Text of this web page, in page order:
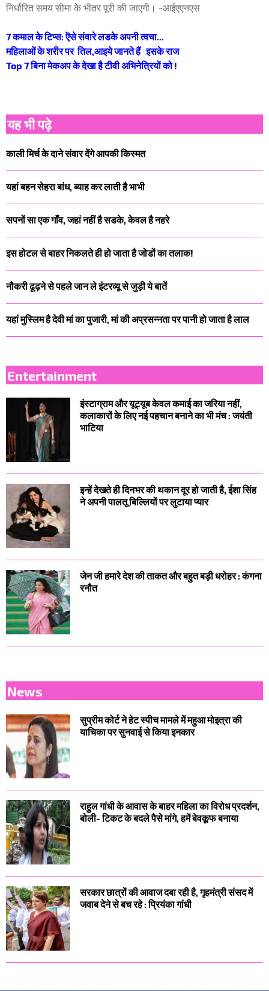
निर्धारित समय सीमा के भीतर पूरी की जाएगी। -आईएएनएस
7 कमाल के टिप्स: ऎसे संवारे लडके अपनी त्वचा...
महिलाओं के शरीर पर तिल,आइये जानते हैं इसके राज
Top 7 बिना मेकअप के देखा है टीवी अभिनेत्रियों को !
यह भी पढ़े
काली मिर्च के दाने संवार देंगे आपकी किस्मत
यहां बहन सेहरा बांध, ब्याह कर लाती है भाभी
सपनों सा एक गाँव, जहां नहीं है सडके, केवल है नहरे
इस होटल से बाहर निकलते ही हो जाता है जोडों का तलाक!
नौकरी ढूढ़ने से पहले जान ले इंटरव्यू से जुड़ी ये बातें
यहां मुस्लिम है देवी मां का पुजारी, मां की अप्रसन्नता पर पानी हो जाता है लाल
Entertainment
इंस्टाग्राम और यूट्यूब केवल कमाई का जरिया नहीं,
कलाकारों के लिए नई पहचान बनाने का भी मंच : जयंती
भाटिया
इन्हें देखते ही दिनभर की थकान दूर हो जाती है, ईशा सिंह
ने अपनी पालतू बिल्लियों पर लुटाया प्यार
जेन जी हमारे देश की ताकत और बहुत बड़ी धरोहर : कंगना
रनौत
News
सुप्रीम कोर्ट ने हेट स्पीच मामले में महुआ मोइत्रा की
याचिका पर सुनवाई से किया इनकार
राहुल गांधी के आवास के बाहर महिला का विरोध प्रदर्शन,
बोली- टिकट के बदले पैसे मांगे, हमें बेवकूफ बनाया
सरकार छात्रों की आवाज दबा रही है, गृहमंत्री संसद में
जवाब देने से बच रहे : प्रियंका गांधी